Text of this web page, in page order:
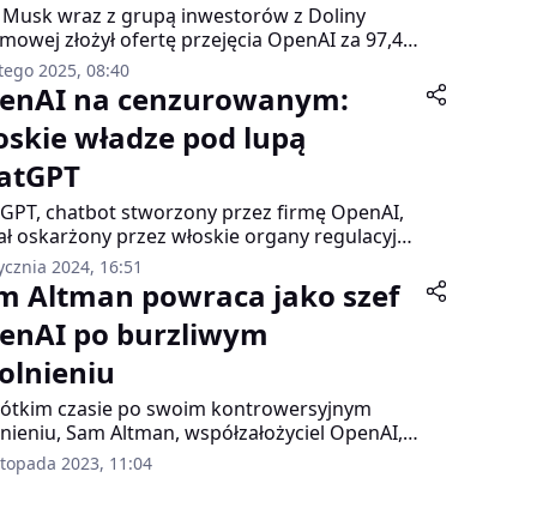
Musk wraz z grupą inwestorów z Doliny
złożył ofertę przejęcia OpenAI za 97,4
dolarów – informuje "Wall Street Journal".
propozycja spotkała się z natychmiastową
ze strony współzałożyciela firmy, Sama
który zasugerował Muskowi, że zamiast
może wykupić platformę X (dawniej Twittera)
miliarda dolarów.
2025, 08:40
na cenzurowanym:
władze pod lupą
chatbot stworzony przez firmę OpenAI,
oskarżony przez włoskie organy regulacyjne
przepisów dotyczących ochrony
osobowych. Dochodzenie
przez włoski Urząd Ochrony
(DPA) ujawniło poważne obawy związane z
danych, w tym kwestie związane z
informacji osobowych i ochroną
użytkowników.
2024, 16:51
Altman powraca jako szef
po burzliwym
czasie po swoim kontrowersyjnym
Sam Altman, współzałożyciel OpenAI,
przywrócony na stanowisko dyrektora
firmy. OpenAI ogłosiło, że umowa
2023, 11:04